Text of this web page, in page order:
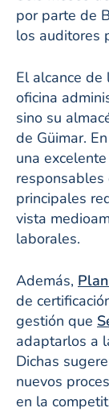
por parte de
los auditores
El alcance de
oficina
sino su
de Güimar.
una
principales
vista
laborales.
Además,
de
gestión que
adaptarlos a
Dichas
nuevos
en la